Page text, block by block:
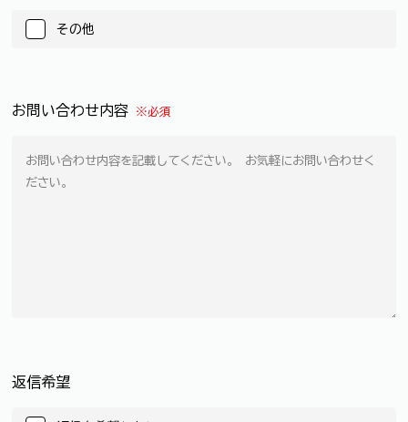
その他
お問い合わせ内容 ※必須
返信希望